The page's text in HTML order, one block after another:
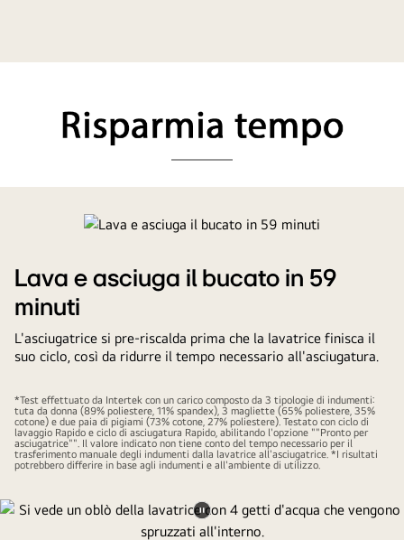
nero,
probabilmente
riferisce
prodotto
servizio
aumenta
l'efficienza.
Lava e asciuga il bucato in 59
minuti
L'asciugatrice si pre-riscalda prima che la lavatrice finisca il
suo ciclo, così da ridurre il tempo necessario all'asciugatura.
*Test effettuato da Intertek con un carico composto da 3 tipologie di indumenti:
tuta da donna (89% poliestere, 11% spandex), 3 magliette (65% poliestere, 35%
cotone) e due paia di pigiami (73% cotone, 27% poliestere). Testato con ciclo di
lavaggio Rapido e ciclo di asciugatura Rapido, abilitando l'opzione ""Pronto per
asciugatrice"". Il valore indicato non tiene conto del tempo necessario per il
trasferimento manuale degli indumenti dalla lavatrice all'asciugatrice. *I risultati
potrebbero differire in base agli indumenti e all'ambiente di utilizzo.
Metti